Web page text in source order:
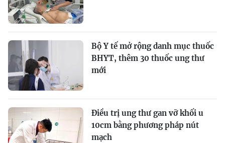
Bộ Y tế mở rộng danh mục thuốc
BHYT, thêm 30 thuốc ung thư
mới
Điều trị ung thư gan vỡ khối u
10cm bằng phương pháp nút
mạch